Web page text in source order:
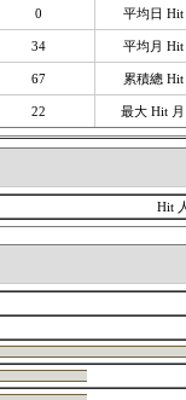
0 平均日 Hit
34 平均月 Hit
67 累積總 Hit
22 最大 Hit 月
Hit